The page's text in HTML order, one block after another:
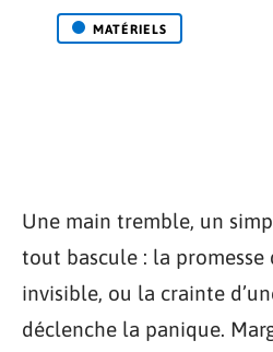
MATÉRIELS
Une main tremble, un
tout bascule : la promesse
invisible, ou la crainte
déclenche la panique.